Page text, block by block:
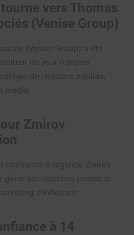
vers Thomas
(Venise Group)
(Venise Group) a été
de jeux français
de relations médias,
media.
Zmirov
confiance à l’agence Zmirov
gérer ses relations presse et
d’influence.
à 14